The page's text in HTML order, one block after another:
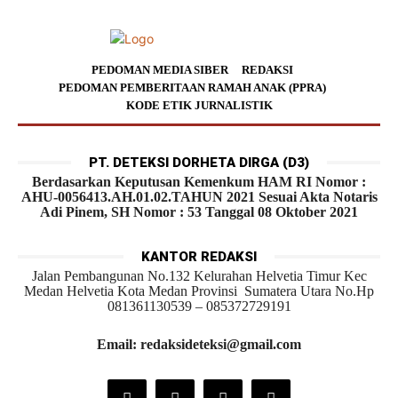
PEDOMAN MEDIA SIBER
REDAKSI
PEDOMAN PEMBERITAAN RAMAH ANAK (PPRA)
KODE ETIK JURNALISTIK
PT. DETEKSI DORHETA DIRGA (D3)
Berdasarkan Keputusan Kemenkum HAM RI Nomor :
AHU-0056413.AH.01.02.TAHUN 2021 Sesuai Akta Notaris
Adi Pinem, SH Nomor : 53 Tanggal 08 Oktober 2021
KANTOR REDAKSI
Jalan Pembangunan No.132 Kelurahan Helvetia Timur Kec
Medan Helvetia Kota Medan Provinsi Sumatera Utara No.Hp
081361130539 – 085372729191
Email: redaksideteksi@gmail.com